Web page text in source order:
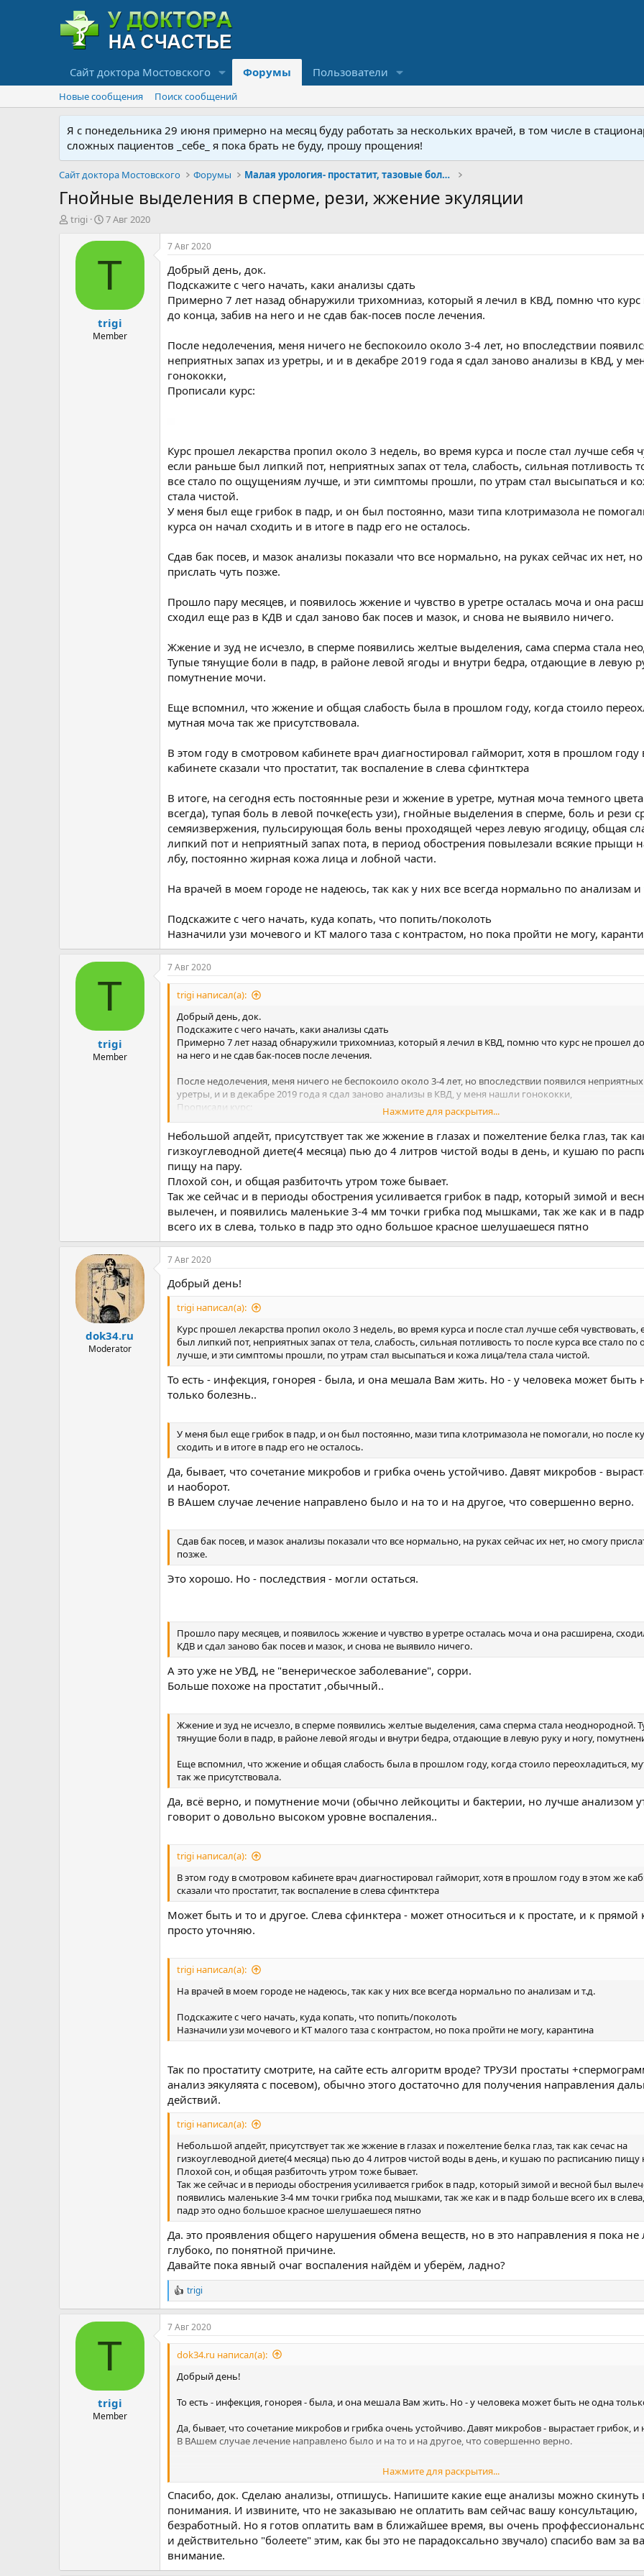
Сайт доктора Мостовского Форумы Пользователи
Новые сообщения Поиск сообщений
Я с понедельника 29 июня примерно на месяц буду работать за нескольких врачей, в том числе в
сложных пациентов _себе_ я пока брать не буду, прошу прощения!
Сайт доктора Мостовского Форумы Малая урология- простатит, тазовые боли, фиброз
Гнойные выделения в сперме, рези, жжение экуляции
А
trigi
Д
т
а
л
а
7 Авг 2020
T
trigi
Member
7 Авг 2020
Добрый день, док.
Подскажите с чего начать, каки анализы сдать
Примерно 7 лет назад обнаружили трихомниаз, который я лечил в КВД, помню что
до конца, забив на него и не сдав бак-посев после лечения.
После недолечения, меня ничего не беспокоило около 3-4 лет, но впоследствии
неприятных запах из уретры, и и в декабре 2019 года я сдал заново анализы в КВД, у
гонококки,
Прописали курс:
Курс прошел лекарства пропил около 3 недель, во время курса и после стал лучше себя
если раньше был липкий пот, неприятных запах от тела, слабость, сильная потливость
все стало по ощущениям лучше, и эти симптомы прошли, по утрам стал высыпаться и
стала чистой.
У меня был еще грибок в падр, и он был постоянно, мази типа клотримазола не
курса он начал сходить и в итоге в падр его не осталось.
Сдав бак посев, и мазок анализы показали что все нормально, на руках сейчас их нет,
прислать чуть позже.
Прошло пару месяцев, и появилось жжение и чувство в уретре осталась моча и она
сходил еще раз в КДВ и сдал заново бак посев и мазок, и снова не выявило ничего.
Жжение и зуд не исчезло, в сперме появились желтые выделения, сама сперма стала
Тупые тянущие боли в падр, в районе левой ягоды и внутри бедра, отдающие в левую
помутнение мочи.
Еще вспомнил, что жжение и общая слабость была в прошлом году, когда стоило
мутная моча так же присутствовала.
В этом году в смотровом кабинете врач диагностировал гайморит, хотя в прошлом году
кабинете сказали что простатит, так воспаление в слева сфинтктера
В итоге, на сегодня есть постоянные рези и жжение в уретре, мутная моча темного
всегда), тупая боль в левой почке(есть узи), гнойные выделения в сперме, боль и рези
семяизвержения, пульсирующая боль вены проходящей через левую ягодицу, общая
липкий пот и неприятный запах пота, в период обострения повылезали всякие прыщи
лбу, постоянно жирная кожа лица и лобной части.
На врачей в моем городе не надеюсь, так как у них все всегда нормально по анализам и
Подскажите с чего начать, куда копать, что попить/поколоть
Назначили узи мочевого и КТ малого таза с контрастом, но пока пройти не могу,
T
trigi
Member
7 Авг 2020
trigi написал(а):
Добрый день, док.
Подскажите с чего начать, каки анализы сдать
Примерно 7 лет назад обнаружили трихомниаз, который я лечил в КВД, помню что курс не прошел
на него и не сдав бак-посев после лечения.
После недолечения, меня ничего не беспокоило около 3-4 лет, но впоследствии появился неприятных
уретры, и и в декабре 2019 года я сдал заново анализы в КВД, у меня нашли гонококки,
Прописали курс:
Посмотреть вложение 1884
Курс прошел лекарства пропил около 3 недель, во время курса и после стал лучше себя чувствовать,
был липкий пот, неприятных запах от тела, слабость, сильная потливость то после курса все стало по
лучше, и эти симптомы прошли, по утрам стал высыпаться и кожа лица/тела стала чистой.
У меня был еще грибок в падр, и он был постоянно, мази типа клотримазола не помогали, но после
сходить и в итоге в падр его не осталось.
Сдав бак посев, и мазок анализы показали что все нормально, на руках сейчас их нет, но смогу
позже.
КДВ и сдал заново бак посев и мазок, и снова не выявило ничего.
Жжение и зуд не исчезло, в сперме появились желтые выделения, сама сперма стала неоднородной.
тянущие боли в падр, в районе левой ягоды и внутри бедра, отдающие в левую руку и ногу,
Еще вспомнил, что жжение и общая слабость была в прошлом году, когда стоило переохладиться,
так же присутствовала.
В этом году в смотровом кабинете врач диагностировал гайморит, хотя в прошлом году в этом же
В итоге, на сегодня есть постоянные рези и жжение в уретре, мутная моча темного цвета по утрам(не
боль в левой почке(есть узи), гнойные выделения в сперме, боль и рези сразу после семяизвержения,
пульсирующая боль вены проходящей через левую ягодицу, общая слабость, липкий пот и
пота, в период обострения повылезали всякие прыщи на голове и лбу, постоянно жирная кожа лица
части.
На врачей в моем городе не надеюсь, так как у них все всегда нормально по анализам и т.д.
Подскажите с чего начать, куда копать, что попить/поколоть
Назначили узи мочевого и КТ малого таза с контрастом, но пока пройти не могу, карантина
Нажмите для раскрытия...
Небольшой апдейт, присутствует так же жжение в глазах и пожелтение белка глаз, так
гизкоуглеводной диете(4 месяца) пью до 4 литров чистой воды в день, и кушаю по
пищу на пару.
Плохой сон, и общая разбиточть утром тоже бывает.
Так же сейчас и в периоды обострения усиливается грибок в падр, который зимой и
вылечен, и появились маленькие 3-4 мм точки грибка под мышками, так же как и в
всего их в слева, только в падр это одно большое красное шелушаешеся пятно
dok34.ru
Moderator
7 Авг 2020
Добрый день!
trigi написал(а):
Курс прошел лекарства пропил около 3 недель, во время курса и после стал лучше себя
был липкий пот, неприятных запах от тела, слабость, сильная потливость то после курса все стало
лучше, и эти симптомы прошли, по утрам стал высыпаться и кожа лица/тела стала чистой.
То есть - инфекция, гонорея - была, и она мешала Вам жить. Но - у человека может быть
только болезнь..
У меня был еще грибок в падр, и он был постоянно, мази типа клотримазола не помогали, но после
сходить и в итоге в падр его не осталось.
Да, бывает, что сочетание микробов и грибка очень устойчиво. Давят микробов -
и наоборот.
В ВАшем случае лечение направлено было и на то и на другое, что совершенно верно.
Сдав бак посев, и мазок анализы показали что все нормально, на руках сейчас их нет, но смогу
позже.
Это хорошо. Но - последствия - могли остаться.
Прошло пару месяцев, и появилось жжение и чувство в уретре осталась моча и она расширена,
КДВ и сдал заново бак посев и мазок, и снова не выявило ничего.
А это уже не УВД, не "венерическое заболевание", сорри.
Больше похоже на простатит ,обычный..
Жжение и зуд не исчезло, в сперме появились желтые выделения, сама сперма стала неоднородной.
тянущие боли в падр, в районе левой ягоды и внутри бедра, отдающие в левую руку и ногу,
Еще вспомнил, что жжение и общая слабость была в прошлом году, когда стоило переохладиться,
так же присутствовала.
Да, всё верно, и помутнение мочи (обычно лейкоциты и бактерии, но лучше анализом
говорит о довольно высоком уровне воспаления..
trigi написал(а):
В этом году в смотровом кабинете врач диагностировал гайморит, хотя в прошлом году в этом же
сказали что простатит, так воспаление в слева сфинтктера
Может быть и то и другое. Слева сфинктера - может относиться и к простате, и к прямой
просто уточняю.
trigi написал(а):
На врачей в моем городе не надеюсь, так как у них все всегда нормально по анализам и т.д.
Подскажите с чего начать, куда копать, что попить/поколоть
Назначили узи мочевого и КТ малого таза с контрастом, но пока пройти не могу, карантина
Так по простатиту смотрите, на сайте есть алгоритм вроде? ТРУЗИ простаты
анализ эякуляята с посевом), обычно этого достаточно для получения направления
действий.
trigi написал(а):
Небольшой апдейт, присутствует так же жжение в глазах и пожелтение белка глаз, так как сечас на
гизкоуглеводной диете(4 месяца) пью до 4 литров чистой воды в день, и кушаю по расписанию пищу
Плохой сон, и общая разбиточть утром тоже бывает.
Так же сейчас и в периоды обострения усиливается грибок в падр, который зимой и весной был
появились маленькие 3-4 мм точки грибка под мышками, так же как и в падр больше всего их в
падр это одно большое красное шелушаешеся пятно
Да. это проявления общего нарушения обмена веществ, но в это направления я пока не
глубоко, по понятной причине.
Давайте пока явный очаг воспаления найдём и уберём, ладно?
Р
е
а
к
ц
и
trigi
T
trigi
Member
7 Авг 2020
dok34.ru написал(а):
Добрый день!
То есть - инфекция, гонорея - была, и она мешала Вам жить. Но - у человека может быть не одна
Да, бывает, что сочетание микробов и грибка очень устойчиво. Давят микробов - вырастает грибок, и
В ВАшем случае лечение направлено было и на то и на другое, что совершенно верно.
А это уже не УВД, не "венерическое заболевание", сорри.
Больше похоже на простатит ,обычный..
Да, всё верно, и помутнение мочи (обычно лейкоциты и бактерии, но лучше анализом уточнить) -
Нажмите для раскрытия...
Спасибо, док. Сделаю анализы, отпишусь. Напишите какие еще анализы можно скинуть
понимания. И извините, что не заказываю не оплатить вам сейчас вашу консультацию,
безработный. Но я готов оплатить вам в ближайшее время, вы очень
и действительно "болеете" этим, как бы это не парадоксально звучало) спасибо вам за
внимание.